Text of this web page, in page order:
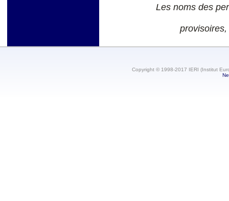
Les noms des
Copyright © 1998-2017 IERI (Institut